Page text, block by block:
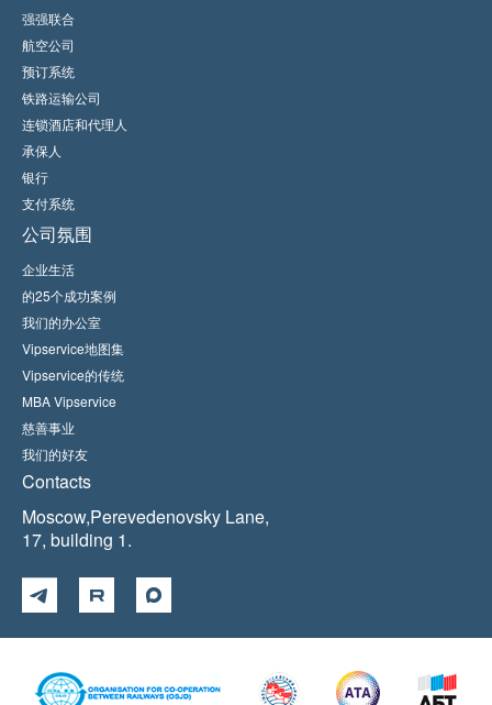
强强联合
航空公司
预订系统
铁路运输公司
连锁酒店和代理人
承保人
银行
支付系统
公司氛围
企业生活
的25个成功案例
我们的办公室
Vipservice地图集
Vipservice的传统
MBA Vipservice
慈善事业
我们的好友
Contacts
Moscow,Perevedenovsky Lane,
17, building 1.